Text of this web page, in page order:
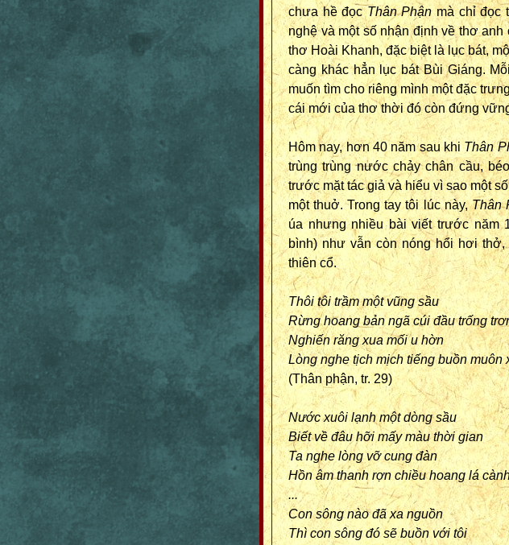
chưa hề đọcThân Phậnmà chỉ đọc
nghệ và một số nhận định về thơ
thơ Hoài Khanh, đặc biệt là lục bát,
càng khác hẳn lục bát Bùi Giáng.
muốn tìm cho riêng mình một đặc
cái mới của thơ thời đó còn đứng
Hôm nay, hơn 40 năm sau khiThân
trùng trùng nước chảy chân cầu,
trước mặt tác giả và hiểu vì sao một
một thuở. Trong tay tôi lúc này,Thân
úa nhưng nhiều bài viết trước năm
bình) như vẫn còn nóng hổi hơi
thiên cổ.
Thôi tôi trầm một vũng sầu
Rừng hoang bản ngã cúi đầu trống
Nghiến răng xua mối u hờn
Lòng nghe tịch mịch tiếng buồn muôn
(Thân phận, tr. 29)
Nước xuôi lạnh một dòng sầu
Biết về đâu hỡi mấy màu thời gian
Ta nghe lòng vỡ cung đàn
Hồn âm thanh rợn chiều hoang lá
...
Con sông nào đã xa nguồn
Thì con sông đó sẽ buồn với tôi